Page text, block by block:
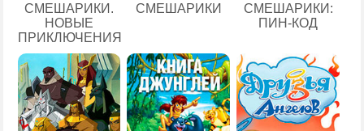
СМЕШАРИКИ.
НОВЫЕ
ПРИКЛЮЧЕНИЯ
СМЕШАРИКИ
СМЕШАРИКИ:
ПИН-КОД